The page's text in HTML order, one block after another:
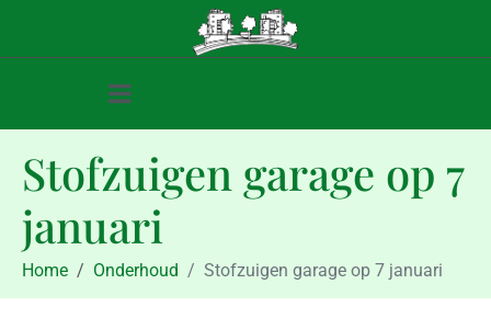
Stofzuigen garage op 7
januari
Home Onderhoud Stofzuigen garage op 7 januari